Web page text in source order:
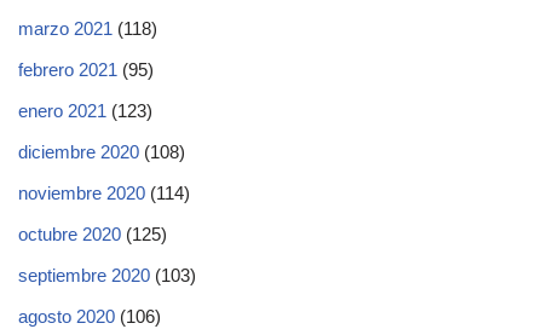
marzo 2021 (118)
febrero 2021 (95)
enero 2021 (123)
diciembre 2020 (108)
noviembre 2020 (114)
octubre 2020 (125)
septiembre 2020 (103)
agosto 2020 (106)